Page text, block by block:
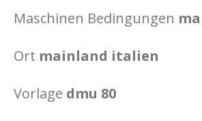
Maschinen Bedingungen
Ort mainland italien
Vorlage dmu 80